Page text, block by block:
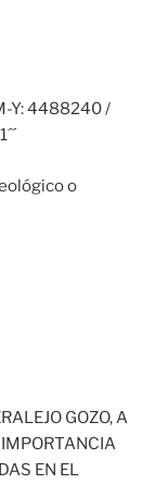
Y: 4488240 /
o
GOZO, A
EN EL